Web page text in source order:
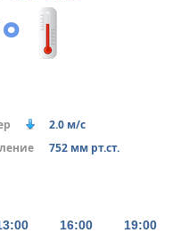
2.0 м/с
752 мм рт.ст.
16:00 19:00